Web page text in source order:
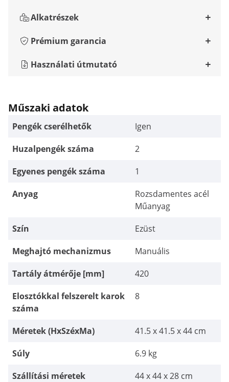
Alkatrészek
Prémium garancia
Használati útmutató
Műszaki adatok
Pengék cserélhetők
Igen
Huzalpengék száma
2
Egyenes pengék száma
1
Anyag
Rozsdamentes acél
Műanyag
Szín
Ezüst
Meghajtó mechanizmus
Manuális
Tartály átmérője [mm]
420
Elosztókkal felszerelt karok
száma
8
Méretek (HxSzéxMa)
41.5 x 41.5 x 44 cm
Súly
6.9 kg
Szállítási méretek
44 x 44 x 28 cm